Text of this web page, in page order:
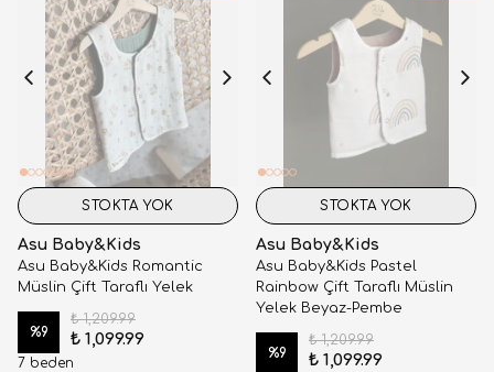
STOKTA YOK
Asu Baby&Kids
Asu Baby&Kids Romantic
Müslin Çift Taraflı Yelek
%9
₺ 1,209.99
₺ 1,099.99
7 beden
STOKTA YOK
Asu Baby&Kids
Asu Baby&Kids Pastel
Rainbow Çift Taraflı Müslin
Yelek Beyaz-Pembe
%9
₺ 1,209.99
₺ 1,099.99